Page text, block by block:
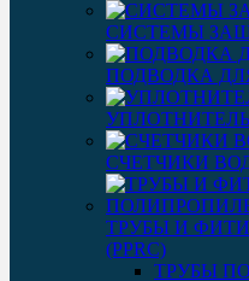
СИСТЕМЫ
ПОДВОДКА
СЧЕТЧИКИ
ТРУБЫ И
(PPRC)
ТРУБЫ